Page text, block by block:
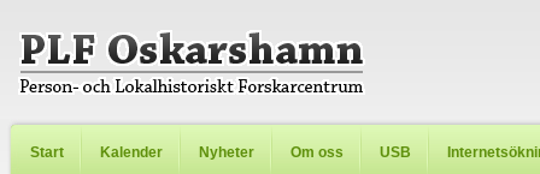
Start Kalender Nyheter Om oss USB